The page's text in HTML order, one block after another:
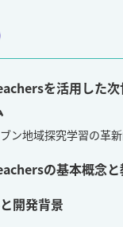
を活用した
ン地域探究学習の革
の基本概念
開発背景